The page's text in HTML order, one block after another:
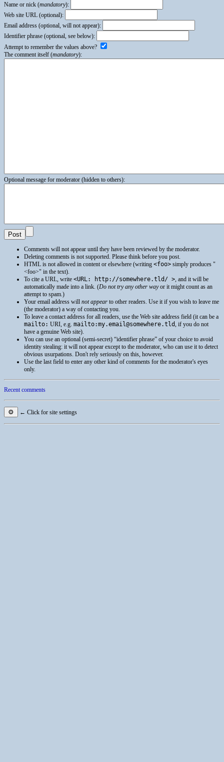
Name or nick (mandatory):
Web site URL (optional):
Email address (optional, will not appear):
Identifier phrase (optional, see below):
Attempt to remember the values above?
The comment itself (mandatory):
Optional message for moderator (hidden to others):
Comments will not appear until they have been reviewed by the moderator.
Deleting comments is not supported. Please think before you post.
HTML is not allowed in content or elsewhere (writing <foo> simply produces
<foo>
in the text).
To cite a URL , write <URL: http://somewhere.tld/ > , and it will be
automatically made into a link. (Do not try any other wayor it might count as an
attempt to spam.)
Your email address will not appear to other readers. Use it if you wish to leave me
(the moderator) a way of contacting you.
To leave a contact address for all readers, use the Web site address field (it can be a
mailto: URI , e.g. mailto:my.email@somewhere.tld , if you do not
have a genuine Web site).
You can use an optional (semi-secret) “identifier phrase” of your choice to avoid
identity stealing: it will not appear except to the moderator, who can use it to detect
obvious usurpations. Don't rely seriously on this, however.
Use the last field to enter any other kind of comments for the moderator's eyes
only.
Recent comments
⚙ ← Click for site settings